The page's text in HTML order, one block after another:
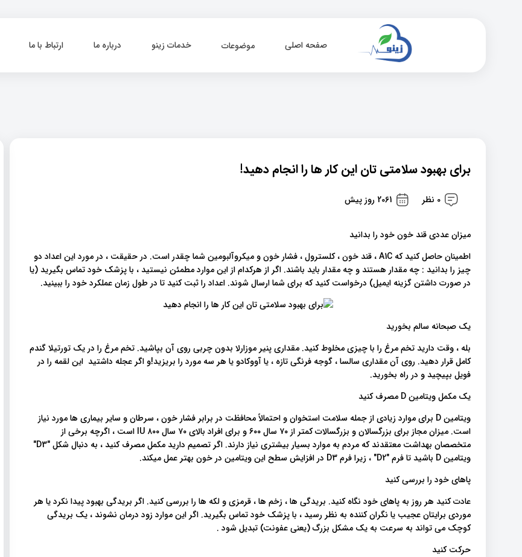
صفحه اصلی موضوعات خدمات زینو درباره ما ارتباط با ما
برای بهبود سلامتی تان این کار ها را انجام دهید!
0 نظر 2061 روز پیش
میزان عددی قند خون خود را بدانید
اطمینان حاصل کنید که A1C ، قند خون ، کلسترول ، فشار خون و میکروآلبومین شما چقدر است. در حقیقت ، در مورد این اعداد دو
چیز را بدانید : چه مقدار هستند و چه مقدار باید باشند. اگر از هرکدام از این موارد مطمئن نیستید ، با پزشک خود تماس بگیرید (یا
در صورت داشتن گزینه ایمیل) درخواست کنید که برای شما ارسال شوند. اعداد را ثبت کنید تا در طول زمان عملکرد خود را ببینید.
یک صبحانه سالم بخورید
بله ، وقت دارید تخم مرغ را با چیزی مخلوط کنید. مقداری پنیر موزارلا بدون چربی روی آن بپاشید. تخم مرغ را در یک تورتیلا گندم
کامل قرار دهید. روی آن مقداری سالسا ، گوجه فرنگی تازه ، یا آووکادو یا هر سه مورد را بریزید!و اگر عجله داشتید این لقمه را در
فویل بپیچید و در راه بخورید.
یک مکمل ویتامین D مصرف کنید
ویتامین D برای موارد زیادی از جمله سلامت استخوان و احتمالاً محافظت در برابر فشار خون ، سرطان و سایر بیماری ها مورد نیاز
است. میزان مجاز برای بزرگسالان و بزرگسالات کمتر از ۷۰ سال ۶۰۰ و برای افراد بالای ۷۰ سال ۸۰۰ IU است ، اگرچه برخی از
متخصصان بهداشت معتقدند که مردم به موارد بسیار بیشتری نیاز دارند. اگر تصمیم دارید مکمل مصرف کنید ، به دنبال شکل "D3"
ویتامین D باشید تا فرم "D2" ، زیرا فرم D3 در افزایش سطح این ویتامین در خون بهتر عمل میکند.
پاهای خود را بررسی کنید
عادت کنید هر روز به پاهای خود نگاه کنید. بریدگی ها ، زخم ها ، قرمزی و لکه ها را بررسی کنید. اگر بریدگی بهبود پیدا نکرد یا هر
موردی برایتان عجیب یا نگران کننده به نظر رسید ، با پزشک خود تماس بگیرید. اگر این موارد زود درمان نشوند ، یک بریدگی
کوچک می تواند به سرعت به یک مشکل بزرگ (یعنی عفونت) تبدیل شود .
حرکت کنید